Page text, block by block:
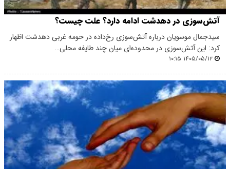
آتش‌سوزی در دهدشت ادامه دارد؟ علت چیست؟
سیدجمال موسویان درباره آتش‌سوزی رخ‌داده در حومه غربی دهدشت اظهار
کرد: این آتش‌سوزی در محدوده‌ای میان چند طایفه محلی…
۱۴۰۵/۰۵/۱۲ ۱۰:۱۵